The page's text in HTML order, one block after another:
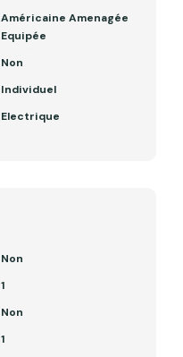
Américaine Amenagée
Equipée
Non
Individuel
Electrique
Non
1
Non
1